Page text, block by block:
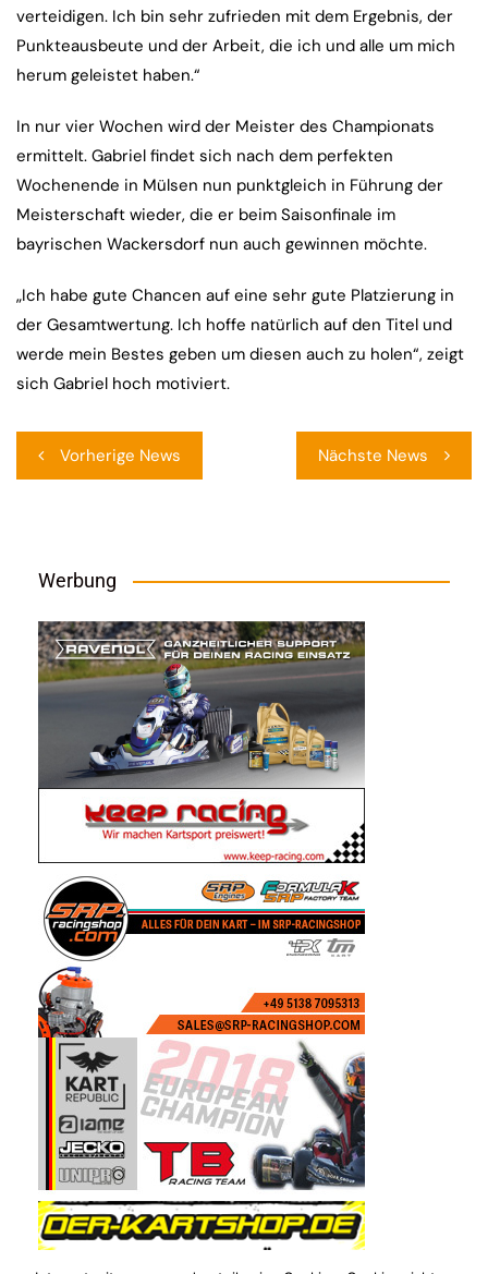
verteidigen. Ich bin sehr zufrieden mit dem Ergebnis, der
Punkteausbeute und der Arbeit, die ich und alle um mich
herum geleistet haben.“
In nur vier Wochen wird der Meister des Championats
ermittelt. Gabriel findet sich nach dem perfekten
Wochenende in Mülsen nun punktgleich in Führung der
Meisterschaft wieder, die er beim Saisonfinale im
bayrischen Wackersdorf nun auch gewinnen möchte.
„Ich habe gute Chancen auf eine sehr gute Platzierung in
der Gesamtwertung. Ich hoffe natürlich auf den Titel und
werde mein Bestes geben um diesen auch zu holen“, zeigt
sich Gabriel hoch motiviert.
Vorherige News Nächste News
Werbung